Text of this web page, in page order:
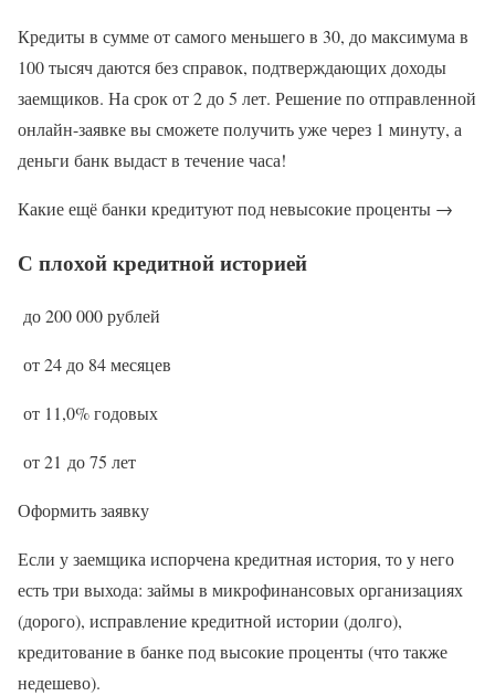
Кредиты в сумме от самого меньшего в 30, до максимума в
100 тысяч даются без справок, подтверждающих доходы
заемщиков. На срок от 2 до 5 лет. Решение по отправленной
онлайн-заявке вы сможете получить уже через 1 минуту, а
деньги банк выдаст в течение часа!
Какие ещё банки кредитуют под невысокие проценты →
С плохой кредитной историей
до 200 000 рублей
от 24 до 84 месяцев
от 11,0% годовых
от 21 до 75 лет
Оформить заявку
Если у заемщика испорчена кредитная история, то у него
есть три выхода: займы в микрофинансовых организациях
(дорого), исправление кредитной истории (долго),
кредитование в банке под высокие проценты (что также
недешево).